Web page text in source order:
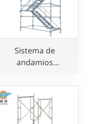
Sistema de
andamios
Kwikstage para un
trabajo seguro